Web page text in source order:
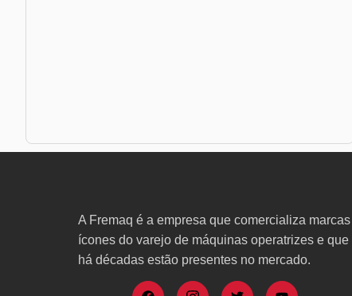
A Fremaq é a empresa que comercializa marcas
ícones do varejo de máquinas operatrizes e que
há décadas estão presentes no mercado.